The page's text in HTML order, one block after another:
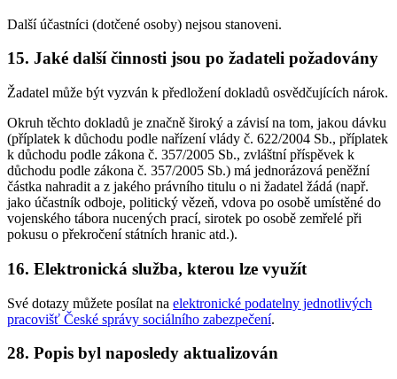
Další účastníci (dotčené osoby) nejsou stanoveni.
15. Jaké další činnosti jsou po žadateli požadovány
Žadatel může být vyzván k předložení dokladů osvědčujících nárok.
Okruh těchto dokladů je značně široký a závisí na tom, jakou dávku
(příplatek k důchodu podle nařízení vlády č. 622/2004 Sb., příplatek
k důchodu podle zákona č. 357/2005 Sb., zvláštní příspěvek k
důchodu podle zákona č. 357/2005 Sb.) má jednorázová peněžní
částka nahradit a z jakého právního titulu o ni žadatel žádá (např.
jako účastník odboje, politický vězeň, vdova po osobě umístěné do
vojenského tábora nucených prací, sirotek po osobě zemřelé při
pokusu o překročení státních hranic atd.).
16. Elektronická služba, kterou lze využít
Své dotazy můžete posílat na elektronické podatelny jednotlivých
pracovišť České správy sociálního zabezpečení.
28. Popis byl naposledy aktualizován